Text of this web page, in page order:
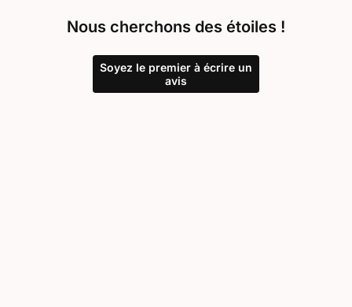
Nous cherchons des étoiles !
Soyez le premier à écrire un
avis